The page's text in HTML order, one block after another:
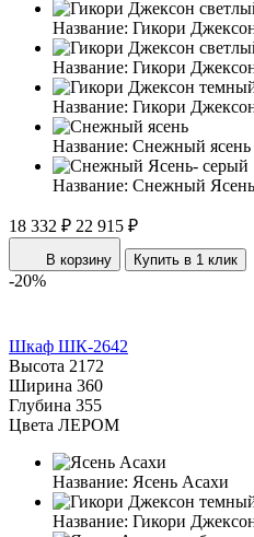
Название: Гикори
Название: Гикори
Название: Гикори
Название: Снежный ясень
Название: Снежный
18 332 ₽ 22 915 ₽
В корзину Купить в 1 клик
-20%
Шкаф ШК-2642
Высота 2172
Ширина 360
Глубина 355
Цвета ЛЕРОМ
Название: Ясень Асахи
Название: Гикори